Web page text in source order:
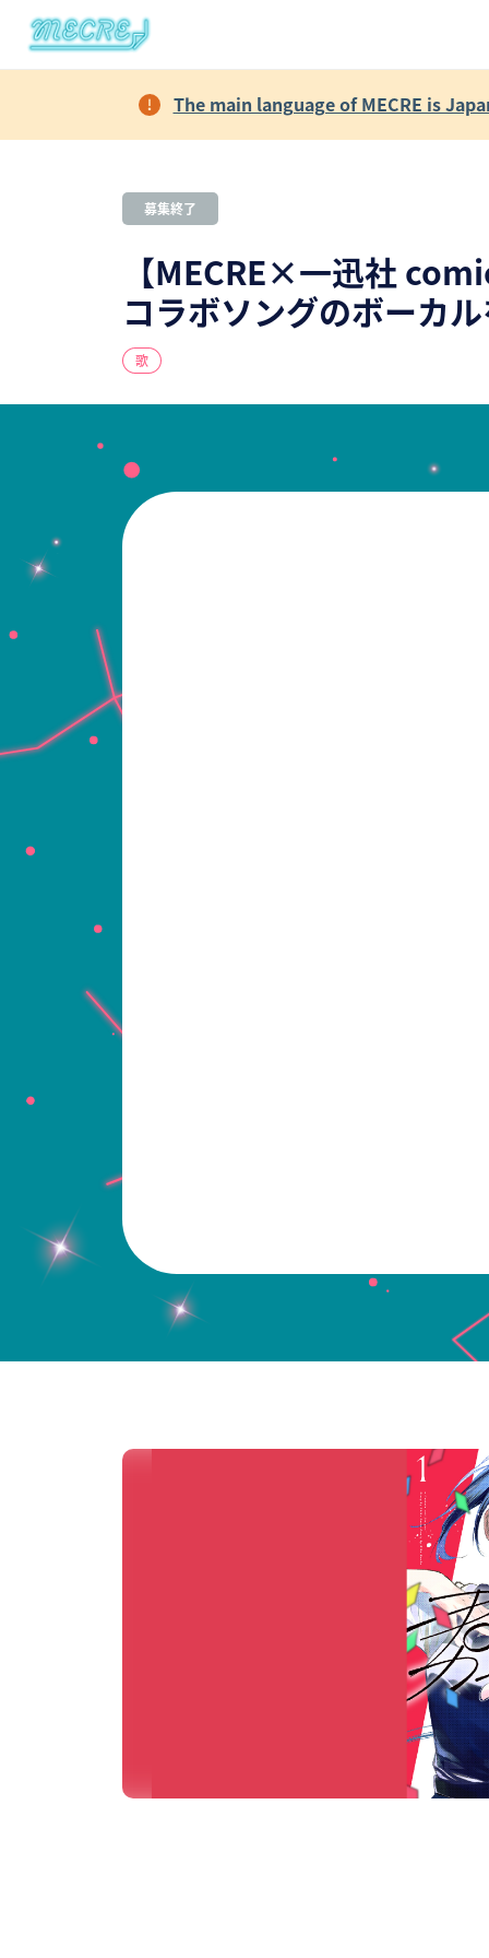
The main language of MECRE is
募集終了
【MECRE×一迅社
コラボソングのボーカ
歌